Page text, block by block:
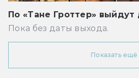
По «Тане Гроттер» выйдут
Пока без даты выхода.
Показать ещё